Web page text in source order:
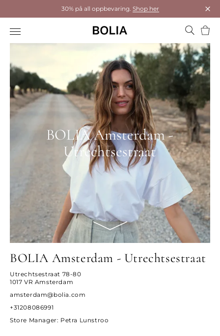
30% på all oppbevaring. Shop her
BOLIA Amsterdam -
Utrechtsestraat
BOLIA Amsterdam - Utrechtsestraat
Utrechtsestraat 78-80
1017 VR Amsterdam
amsterdam@bolia.com
+31208086991
Store Manager: Petra Lunstroo